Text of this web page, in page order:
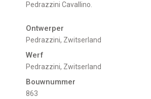
Pedrazzini Cavallino.
Ontwerper
Pedrazzini, Zwitserland
Werf
Pedrazzini, Zwitserland
Bouwnummer
863